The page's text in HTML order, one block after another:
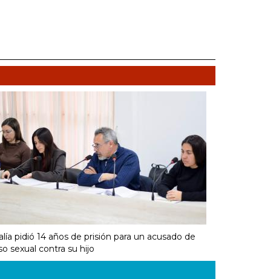
pidió 14 años de prisión para un acusado de
sexual contra su hijo